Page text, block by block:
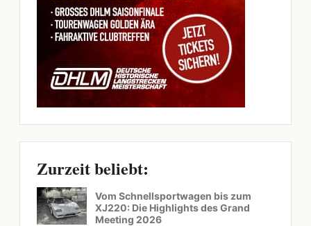
Zurzeit beliebt:
Vom Schnellsportwagen bis zum
XJ220: Die Highlights des Grand
Meeting 2026